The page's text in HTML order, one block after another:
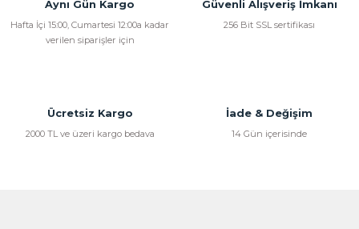
Ürün açıklamasında eksik bilgiler bulunuyor.
Bu ürüne benzer farklı alternatifler olmalı.
Aynı Gün Kargo
Hafta İçi 15:00, Cumartesi 12:00a kadar
verilen siparişler için
Güvenli Alışveriş İmkanı
256 Bit SSL sertifikası
Ücretsiz Kargo
2000 TL ve üzeri kargo bedava
İade & Değişim
14 Gün içerisinde